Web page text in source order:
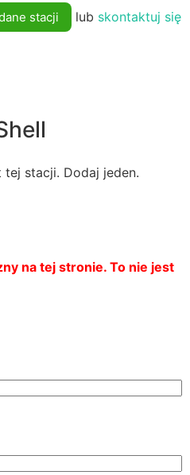
stacji lub skontaktuj się
stacji. Dodaj jeden.
na tej stronie. To nie jest